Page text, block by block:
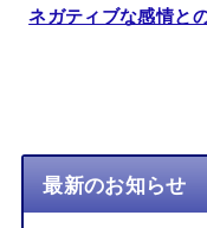
ネガティブな感情と
最新のお知らせ